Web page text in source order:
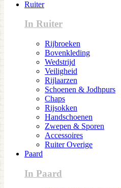
Ruiter
In Ruiter
Rijbroeken
Bovenkleding
Wedstrijd
Veiligheid
Rijlaarzen
Schoenen & Jodhpurs
Chaps
Rijsokken
Handschoenen
Zwepen & Sporen
Accessoires
Ruiter Overige
Paard
In Paard